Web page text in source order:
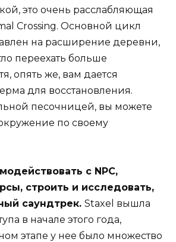
это очень расслабляющая
Crossing. Основной цикл
на расширение деревни,
переехать больше
опять же, вам дается
для восстановления.
песочницей, вы можете
по своему
с NPC,
строить и исследовать,
саундтрек. Staxel вышла
в начале этого года,
этапе у нее было множество